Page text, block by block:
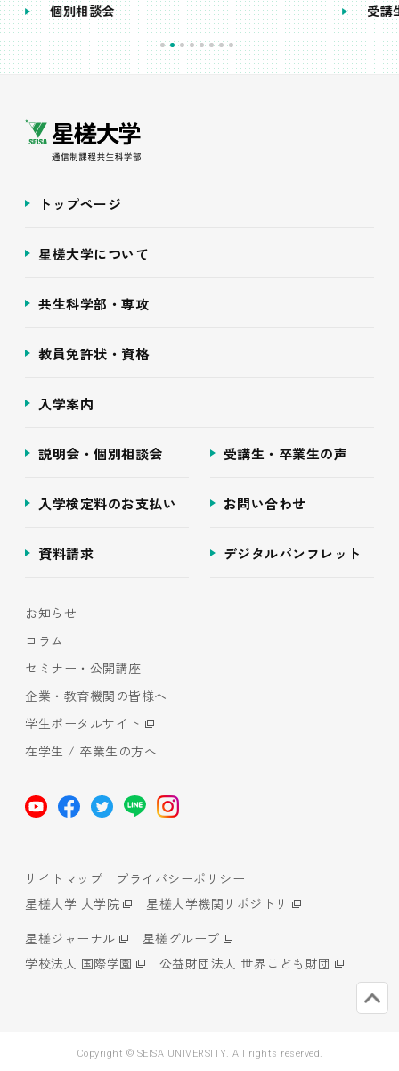
個別相談会 受講
トップページ
星槎大学について
共生科学部・専攻
教員免許状・資格
入学案内
説明会・個別相談会 受講生・卒業生の声
入学検定料のお支払い お問い合わせ
資料請求 デジタルパンフレット
お知らせ
コラム
セミナー・公開講座
企業・教育機関の皆様へ
学生ポータルサイト
在学生 / 卒業生の方へ
サイトマップ
プライバシーポリシー
星槎大学 大学院
星槎大学機関リポジトリ
星槎ジャーナル
星槎グループ
学校法人 国際学園
公益財団法人 世界こども財団
Copyright © SEISA UNIVERSITY. All rights reserved.